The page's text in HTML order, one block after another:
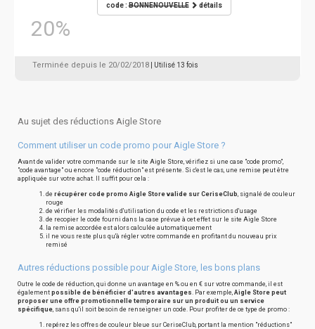
20%
code :BONNENOUVELLE détails
Terminée depuis le 20/02/2018 | Utilisé 13 fois
Au sujet des réductions Aigle Store
Comment utiliser un code promo pour Aigle Store ?
Avant de valider votre commande sur le site Aigle Store, vérifiez si une case "code promo",
"code avantage" ou encore "code réduction" est présente. Si c'est le cas, une remise peut être
appliquée sur votre achat. Il suffit pour cela :
de récupérer code promo Aigle Store valide sur CeriseClub, signalé de couleur
rouge
de vérifier les modalités d'utilisation du code et les restrictions d'usage
de recopier le code fourni dans la case prévue à cet effet sur le site Aigle Store
la remise accordée est alors calculée automatiquement
il ne vous reste plus qu'à régler votre commande en profitant du nouveau prix
remisé
Autres réductions possible pour Aigle Store, les bons plans
Outre le code de réduction, qui donne un avantage en % ou en € sur votre commande, il est
également possible de bénéficier d'autres avantages. Par exemple, Aigle Store peut
proposer une offre promotionnelle temporaire sur un produit ou un service
spécifique, sans qu'il soit besoin de renseigner un code. Pour profiter de ce type de promo :
repérez les offres de couleur bleue sur CeriseClub, portant la mention "réductions"